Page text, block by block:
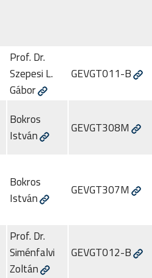
Prof. Dr.
Szepesi L.
Gábor
GEVGT011-B
Bokros
István
GEVGT308M
Bokros
István
GEVGT307M
Prof. Dr.
Siménfalvi
Zoltán
GEVGT012-B